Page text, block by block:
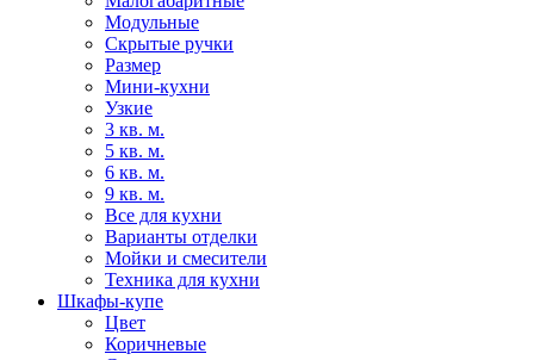
Модульные
Скрытые ручки
Размер
Мини-кухни
Узкие
3 кв. м.
5 кв. м.
6 кв. м.
9 кв. м.
Все для кухни
Варианты отделки
Мойки и смесители
Техника для кухни
Шкафы-купе
Цвет
Коричневые